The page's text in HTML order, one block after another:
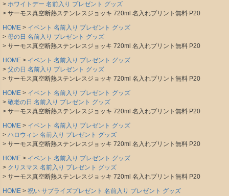
ホワイトデー 名前入り プレゼント グッズ
サーモス真空断熱ステンレスジョッキ 720ml 名入れプリント無料 P20
HOME
イベント 名前入り プレゼント グッズ
母の日 名前入り プレゼント グッズ
サーモス真空断熱ステンレスジョッキ 720ml 名入れプリント無料 P20
HOME
イベント 名前入り プレゼント グッズ
父の日 名前入り プレゼント グッズ
サーモス真空断熱ステンレスジョッキ 720ml 名入れプリント無料 P20
HOME
イベント 名前入り プレゼント グッズ
敬老の日 名前入り プレゼント グッズ
サーモス真空断熱ステンレスジョッキ 720ml 名入れプリント無料 P20
HOME
イベント 名前入り プレゼント グッズ
ハロウィン 名前入り プレゼント グッズ
サーモス真空断熱ステンレスジョッキ 720ml 名入れプリント無料 P20
HOME
イベント 名前入り プレゼント グッズ
クリスマス 名前入り プレゼント グッズ
サーモス真空断熱ステンレスジョッキ 720ml 名入れプリント無料 P20
HOME
祝い サプライズプレゼント 名前入り プレゼント グッズ